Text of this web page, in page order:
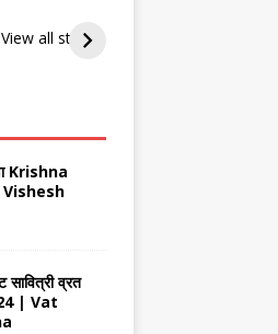
View all stories
खाद्य पदार्थ
Krishna
व्रत
| Vat